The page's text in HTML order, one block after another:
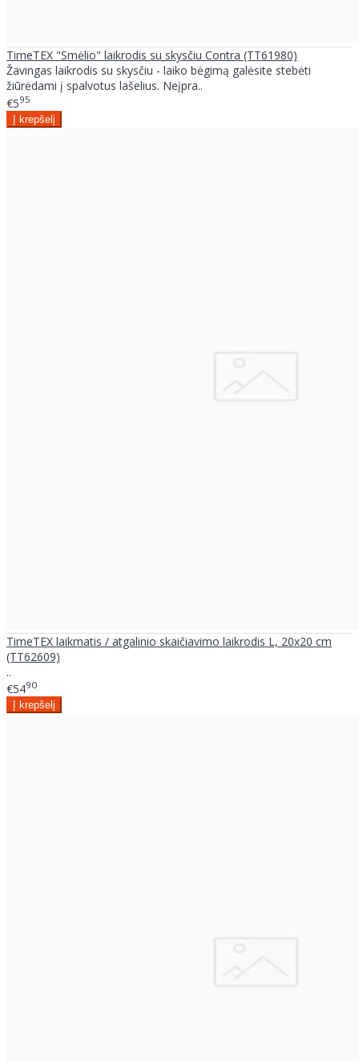
TimeTEX "Smėlio" laikrodis su skysčiu Contra (TT61980)
Žavingas laikrodis su skysčiu - laiko bėgimą galėsite stebėti
žiūrėdami į spalvotus lašelius. Neįpra..
€595
TimeTEX laikmatis / atgalinio skaičiavimo laikrodis L, 20x20 cm
(TT62609)
..
€5490